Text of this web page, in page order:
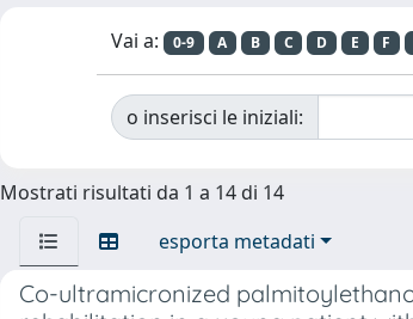
Vai a: 0-9 A B C D E F
o inserisci le iniziali:
Mostrati risultati da 1 a 14 di 14
esporta metadati
Co-ultramicronized